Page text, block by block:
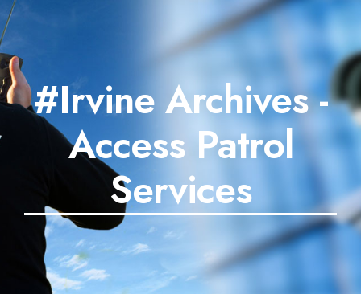
SECTORES
TECNOLOGÍA
TESTIMONIOS
PREGUNTAS FRECUENTES
#Irvine Archives -
Access Patrol
Services